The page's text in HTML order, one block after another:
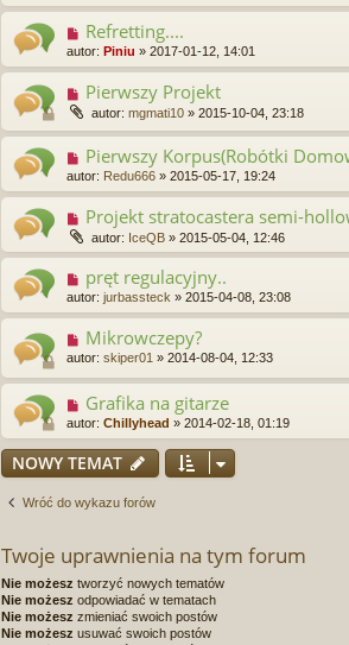
Refretting....
autor: Piniu » 2017-01-12, 14:01
Pierwszy Projekt
autor: mgmati10 » 2015-10-04, 23:18
Pierwszy Korpus(Robótki
autor: Redu666 » 2015-05-17, 19:24
Projekt stratocastera semi-
autor: IceQB » 2015-05-04, 12:46
pręt regulacyjny..
autor: jurbassteck » 2015-04-08, 23:08
Mikrowczepy?
autor: skiper01 » 2014-08-04, 12:33
Grafika na gitarze
autor: Chillyhead » 2014-02-18, 01:19
NOWY TEMAT
Wróć do wykazu forów
Twoje uprawnienia na tym forum
Nie możesz tworzyć nowych tematów
Nie możesz odpowiadać w tematach
Nie możesz zmieniać swoich postów
Nie możesz usuwać swoich postów